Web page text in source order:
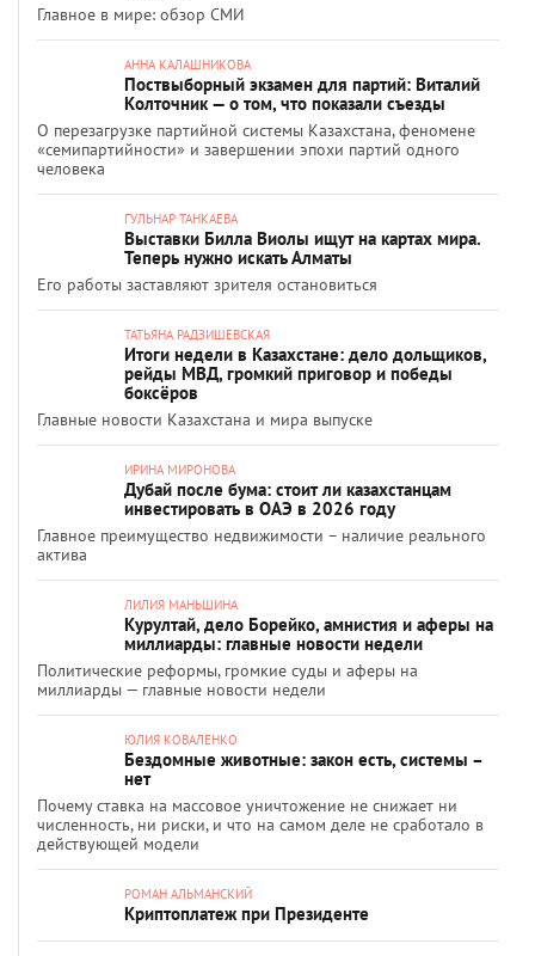
Главное в мире: обзор СМИ
АННА КАЛАШНИКОВА
Поствыборный экзамен для партий: Виталий
Колточник — о том, что показали съезды
О перезагрузке партийной системы Казахстана, феномене
«семипартийности» и завершении эпохи партий одного
человека
ГУЛЬНАР ТАНКАЕВА
Выставки Билла Виолы ищут на картах мира.
Теперь нужно искать Алматы
Его работы заставляют зрителя остановиться
ТАТЬЯНА РАДЗИШЕВСКАЯ
Итоги недели в Казахстане: дело дольщиков,
рейды МВД, громкий приговор и победы
боксёров
Главные новости Казахстана и мира выпуске
ИРИНА МИРОНОВА
Дубай после бума: стоит ли казахстанцам
инвестировать в ОАЭ в 2026 году
Главное преимущество недвижимости – наличие реального
актива
ЛИЛИЯ МАНЬШИНА
Курултай, дело Борейко, амнистия и аферы на
миллиарды: главные новости недели
Политические реформы, громкие суды и аферы на
миллиарды — главные новости недели
ЮЛИЯ КОВАЛЕНКО
Бездомные животные: закон есть, системы –
нет
Почему ставка на массовое уничтожение не снижает ни
численность, ни риски, и что на самом деле не сработало в
действующей модели
РОМАН АЛЬМАНСКИЙ
Криптоплатеж при Президенте